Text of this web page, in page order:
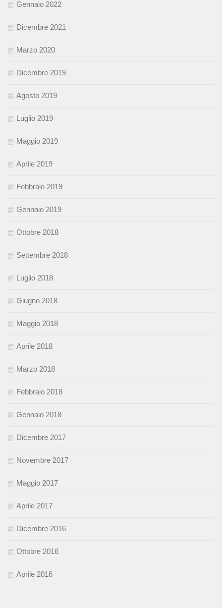
Gennaio 2022
Dicembre 2021
Marzo 2020
Dicembre 2019
Agosto 2019
Luglio 2019
Maggio 2019
Aprile 2019
Febbraio 2019
Gennaio 2019
Ottobre 2018
Settembre 2018
Luglio 2018
Giugno 2018
Maggio 2018
Aprile 2018
Marzo 2018
Febbraio 2018
Gennaio 2018
Dicembre 2017
Novembre 2017
Maggio 2017
Aprile 2017
Dicembre 2016
Ottobre 2016
Aprile 2016